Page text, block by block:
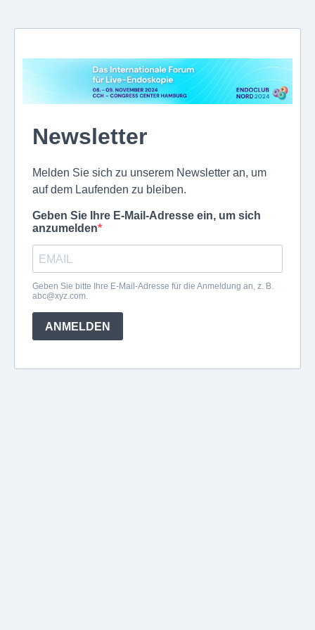
Newsletter
Melden Sie sich zu unserem Newsletter an, um
auf dem Laufenden zu bleiben.
Geben Sie Ihre E-Mail-Adresse ein, um sich
anzumelden
Geben Sie bitte Ihre E-Mail-Adresse für die Anmeldung an, z. B.
abc@xyz.com.
ANMELDEN